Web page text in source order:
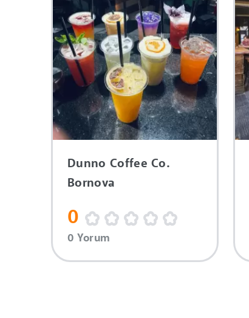
Dunno Coffee Co.
Bornova
0
0 Yorum